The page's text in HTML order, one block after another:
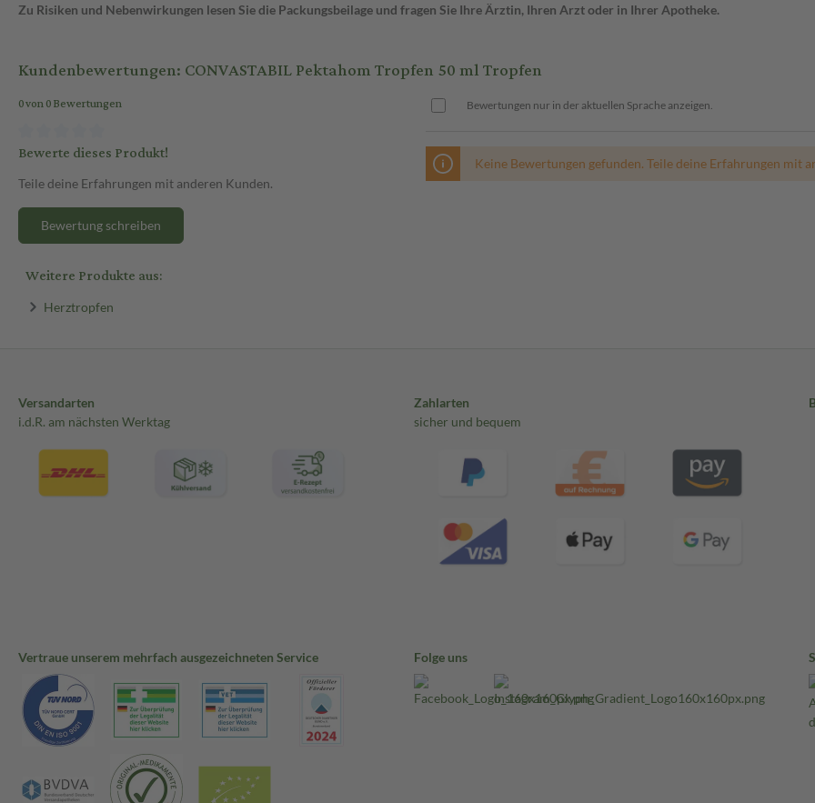
Zu Risiken und Nebenwirkungen lesen Sie die Packungsbeilage und fragen Sie Ihre Ärztin, Ihren Arzt oder in Ihrer Apotheke.
Kundenbewertungen: CONVASTABIL Pektahom Tropfen 50 ml Tropfen
0 von 0 Bewertungen
Bewerte dieses Produkt!
Teile deine Erfahrungen mit anderen Kunden.
Bewertung schreiben
Bewertungen nur in der aktuellen Sprache anzeigen.
Keine Bewertungen gefunden. Teile deine Erfahrungen mit
Weitere Produkte aus:
Herztropfen
Versandarten
i.d.R. am nächsten Werktag
Zahlarten
sicher und bequem
Vertraue unserem mehrfach ausgezeichneten Service Folge uns